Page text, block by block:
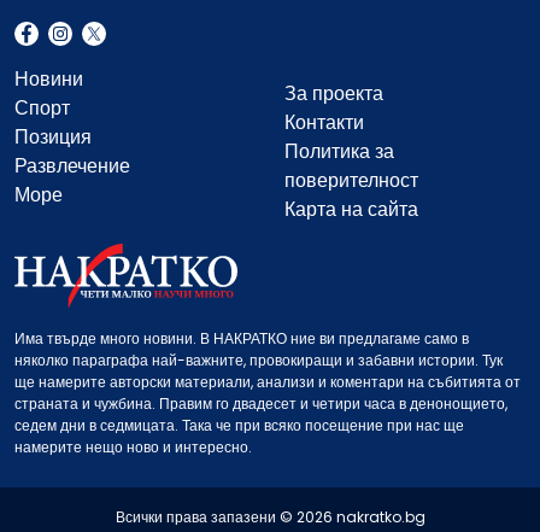
Новини
Спорт
Позиция
Развлечение
Море
За проекта
Контакти
Политика за
поверителност
Карта на сайта
Има твърде много новини. В НАКРАТКО ние ви предлагаме само в
няколко параграфа най-важните, провокиращи и забавни истории. Тук
ще намерите авторски материали, анализи и коментари на събитията от
страната и чужбина. Правим го двадесет и четири часа в денонощието,
седем дни в седмицата. Така че при всяко посещение при нас ще
намерите нещо ново и интересно.
Всички права запазени © 2026 nakratko.bg